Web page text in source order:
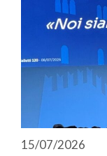
15/07/2026